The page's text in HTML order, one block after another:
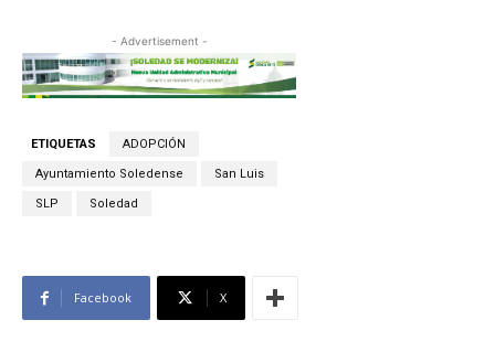
- Advertisement -
ETIQUETAS ADOPCIÓN
Ayuntamiento Soledense San Luis
SLP Soledad
Facebook X